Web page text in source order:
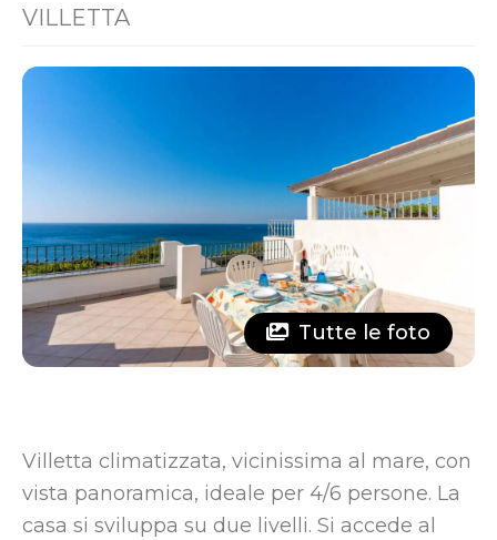
VILLETTA
Tutte le foto
Villetta climatizzata, vicinissima al mare, con
vista panoramica, ideale per 4/6 persone. La
casa si sviluppa su due livelli. Si accede al